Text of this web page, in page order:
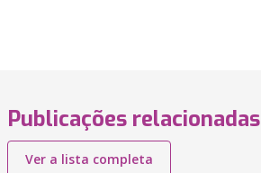
Publicações relacionadas
Ver a lista completa